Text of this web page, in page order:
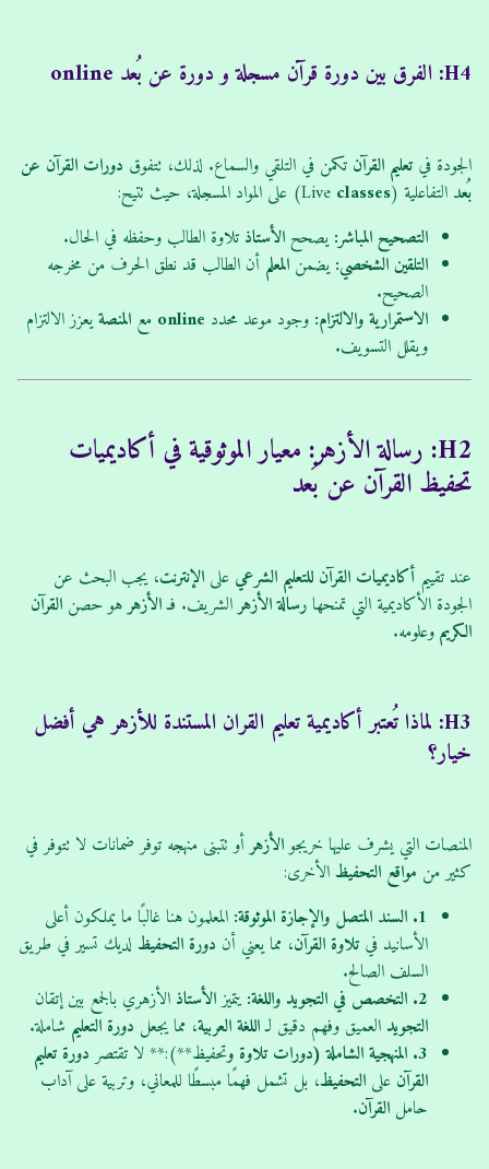
H4: الفرق بين دورة قرآن مسجلة و دورة عن بُعد online
الجودة فيتعليم القرآن تكمن في التلقي والسماع. لذلك، تتفوق دورات القرآن عن
بُعد التفاعلية (Liveclasses
) على المواد المسجلة، حيث تتيح:
التصحيح المباشر:يصححالأستاذ تلاوة الطالب وحفظه في الحال.
التلقين الشخصي:يضمن المعلم أن الطالب قد نطق الحرف من مخرجه
الصحيح.
الاستمرارية والالتزام: وجود موعد محدد online مع المنصةيعزز الالتزام
ويقلل التسويف.
H2: رسالة الأزهر: معيار الموثوقية في أكاديميات
تحفيظ القرآن عن بُعد
عند تقييم أكاديميات القرآن للتعليم الشرعي على الإنترنت، يجب البحث عن
الجودة الأكاديمية التي تمنحهارسالة الأزهرالشريف. فـالأزهرهو حصن القرآن
الكريموعلومه.
H3: لماذا تُعتبر أكاديمية تعليم القران المستندة للأزهر هي أفضل
خيار؟
المنصات التي يشرف عليها خريجوالأزهرأو تتبنى منهجه توفر ضمانات لا تتوفر في
كثير من مواقع التحفيظالأخرى:
1. السند المتصل والإجازة الموثوقة:
المعلمون هنا غالبًا ما يملكون أعلى
الأسانيد فيتلاوة القرآن، مما يعني أن دورة التحفيظ لديك تسير في طريق
السلف الصالح.
2. التخصص في التجويد واللغة:
يتميزالأستاذ الأزهري بالجمع بين إتقان
التجويد العميق وفهم دقيق لـاللغة العربية، مما يجعل دورة التعليم شاملة.
3. المنهجية الشاملة (دورات تلاوة و
تحفيظ**):** لا تقتصر دورة تعليم
القرآن على التحفيظ، بل تشمل فهمًا مبسطًا للمعاني، وتربية على آداب
حامل القرآن.